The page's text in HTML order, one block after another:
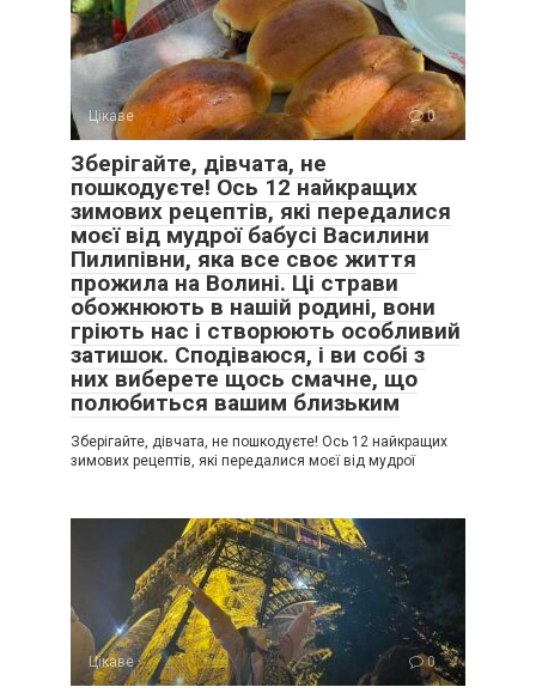
Цікаве 0
Зберігайте, дівчата, не
пошкодуєте! Ось 12 найкращих
зимових рецептів, які передалися
моєї від мудрої бабусі Василини
Пилипівни, яка все своє життя
прожила на Волині. Ці страви
обожнюють в нашій родині, вони
гріють нас і створюють особливий
затишок. Сподіваюся, і ви собі з
них виберете щось смачне, що
полюбиться вашим близьким
Зберігайте, дівчата, не пошкодуєте! Ось 12 найкращих
зимових рецептів, які передалися моєї від мудрої
Цікаве 0